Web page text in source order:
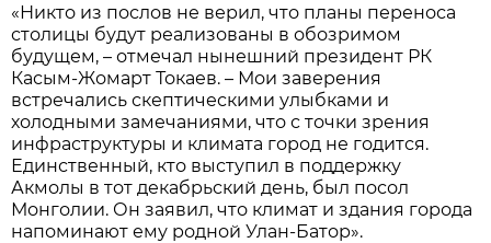
«Никто из послов не верил, что планы переноса
столицы будут реализованы в обозримом
будущем, – отмечал нынешний президент РК
Касым-Жомарт Токаев. – Мои заверения
встречались скептическими улыбками и
холодными замечаниями, что с точки зрения
инфраструктуры и климата город не годится.
Единственный, кто выступил в поддержку
Акмолы в тот декабрьский день, был посол
Монголии. Он заявил, что климат и здания города
напоминают ему родной Улан-Батор».